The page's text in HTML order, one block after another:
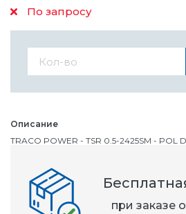
По запросу
Описание
TRACO POWER - TSR 0.5-2425SM - POL
Номенклатурный номер
OC2848966
при заказе